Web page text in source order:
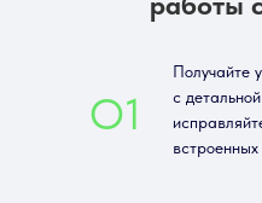
Получайте
с
О1